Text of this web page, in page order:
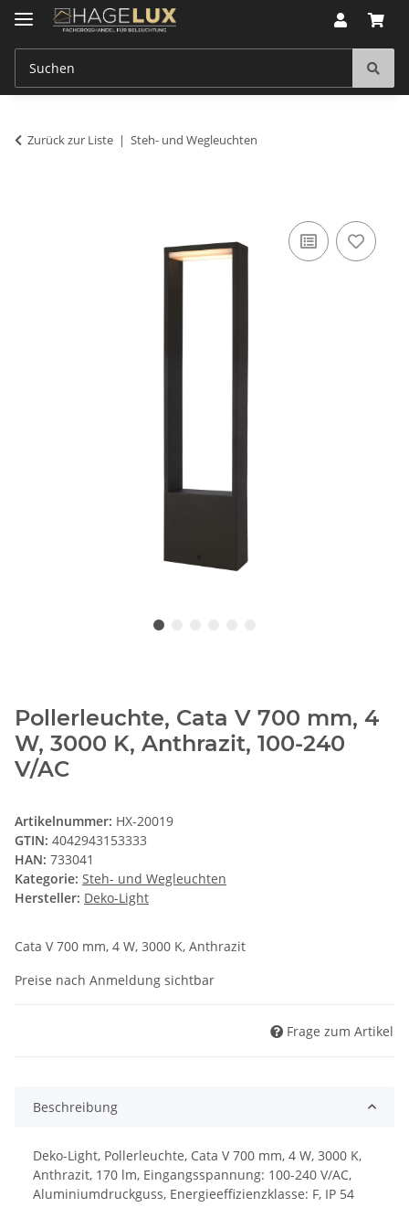
Zurück zur Liste Steh- und Wegleuchten
Pollerleuchte, Cata V 700 mm, 4
W, 3000 K, Anthrazit, 100-240
V/AC
Artikelnummer: HX-20019
GTIN: 4042943153333
HAN: 733041
Kategorie: Steh- und Wegleuchten
Hersteller: Deko-Light
Cata V 700 mm, 4 W, 3000 K, Anthrazit
Preise nach Anmeldung sichtbar
Frage zum Artikel
Beschreibung
Deko-Light, Pollerleuchte, Cata V 700 mm, 4 W, 3000 K,
Anthrazit, 170 lm, Eingangsspannung: 100-240 V/AC,
Aluminiumdruckguss, Energieeffizienzklasse: F, IP 54